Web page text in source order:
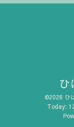
ひ
©2026 ひ
Today: